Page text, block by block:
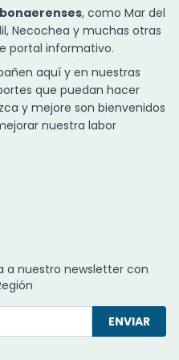
, como Mar del
Necochea y muchas otras
portal informativo.
aquí y en nuestras
que puedan hacer
y mejore son bienvenidos
nuestra labor
a nuestro newsletter con
ENVIAR